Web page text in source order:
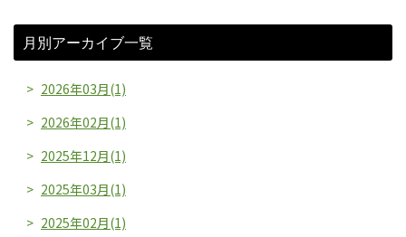
月別アーカイブ一覧
2026年03月(1)
2026年02月(1)
2025年12月(1)
2025年03月(1)
2025年02月(1)